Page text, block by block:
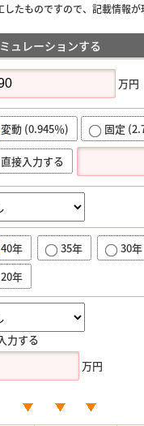
たものですので、記載情報
ュレーションする
万円
変動 (0.945％) 固定
直接入力する
40年 35年 30年
20年
力する
万円